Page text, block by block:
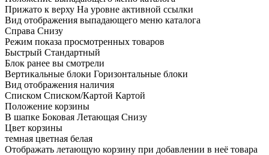
Прижато к верху На уровне активной ссылки
Вид отображения выпадающего меню каталога
Справа Снизу
Режим показа просмотренных товаров
Быстрый Стандартный
Блок ранее вы смотрели
Вертикальные блоки Горизонтальные блоки
Вид отображения наличия
Списком Списком/Картой Картой
Положение корзины
В шапке Боковая Летающая Снизу
Цвет корзины
темная цветная белая
Отображать летающую корзину при добавлении в неё товара